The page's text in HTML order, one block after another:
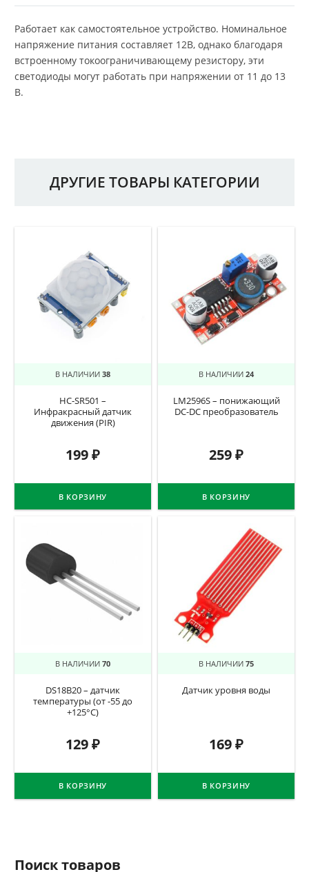
Работает как самостоятельное устройство. Номинальное
напряжение питания составляет 12В, однако благодаря
встроенному токоограничивающему резистору, эти
светодиоды могут работать при напряжении от 11 до 13
В.
ДРУГИЕ ТОВАРЫ КАТЕГОРИИ
В НАЛИЧИИ 38
HC-SR501 –
Инфракрасный датчик
движения (PIR)
199₽
В КОРЗИНУ
В НАЛИЧИИ 24
LM2596S – понижающий
DC-DC преобразователь
259₽
В КОРЗИНУ
В НАЛИЧИИ 70
DS18B20 – датчик
температуры (от -55 до
+125°C)
129₽
В КОРЗИНУ
В НАЛИЧИИ 75
Датчик уровня воды
169₽
В КОРЗИНУ
Поиск товаров